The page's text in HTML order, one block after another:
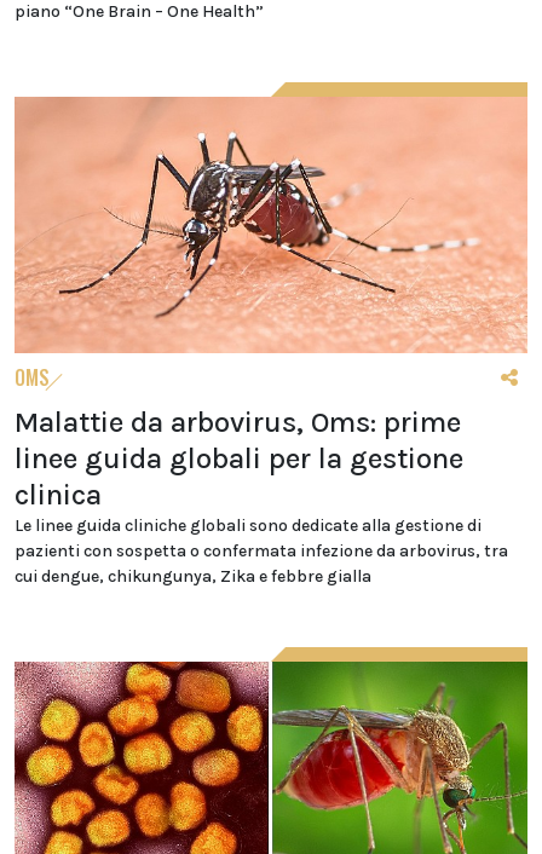
piano “One Brain – One Health”
OMS
Malattie da arbovirus, Oms: prime
linee guida globali per la gestione
clinica
Le linee guida cliniche globali sono dedicate alla gestione di
pazienti con sospetta o confermata infezione da arbovirus, tra
cui dengue, chikungunya, Zika e febbre gialla